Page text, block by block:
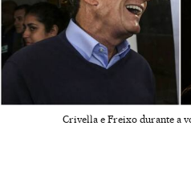
Crivella e Freixo durante a